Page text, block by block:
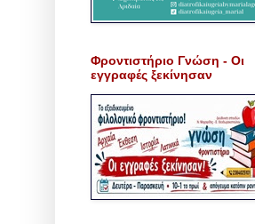
Φροντιστήριο Γνώση - Οι
εγγραφές ξεκίνησαν